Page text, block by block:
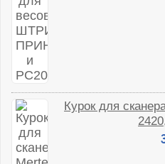
Курок для